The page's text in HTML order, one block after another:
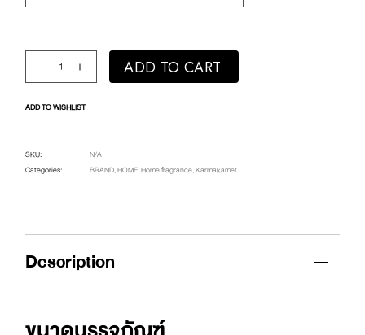
Original Fragrance Oil quantity
ADD TO CART
ADD TO WISHLIST
SKU:
N/A
Categories:
BRAND,HOME,Home fragrance,Karmakamet
Description